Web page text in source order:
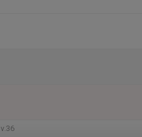
v.36